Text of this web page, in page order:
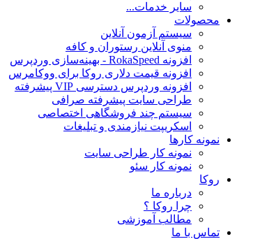
سایر خدمات...
محصولات
سیستم آزمون آنلاین
منوی آنلاین رستوران و کافه
افزونه RokaSpeed - بهینه‌سازی وردپرس
افزونه قیمت دلاری روکا برای ووکامرس
افزونه وردپرس دسترسی VIP پیشرفته
طراحی سایت پیشرفته صرافی
سیستم چند فروشگاهی اختصاصی
اسکریپت نیازمندی و تبلیغات
نمونه کارها
نمونه کار طراحی سایت
نمونه کار سئو
روکا
درباره ما
چرا روکا ؟
مطالب آموزشی
تماس با ما